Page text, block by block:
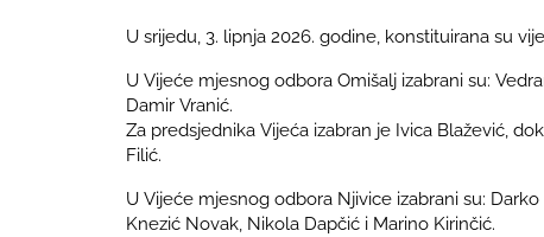
U srijedu, 3. lipnja 2026. godine, konstituirana su
U Vijeće mjesnog odbora Omišalj izabrani su:
Damir Vranić.
Za predsjednika Vijeća izabran je Ivica Blažević,
Filić.
U Vijeće mjesnog odbora Njivice izabrani su:
Knezić Novak, Nikola Dapčić i Marino Kirinčić.